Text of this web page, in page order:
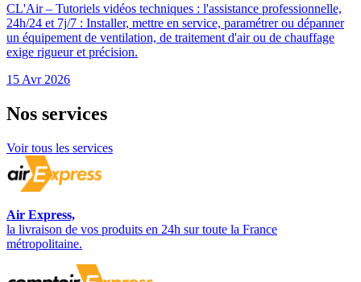
CL'Air – Tutoriels vidéos techniques : l'assistance professionnelle,
24h/24 et 7j/7 : Installer, mettre en service, paramétrer ou dépanner
un équipement de ventilation, de traitement d'air ou de chauffage
exige rigueur et précision.
15 Avr 2026
Nos services
Voir tous les services
Air Express,
la livraison de vos produits en 24h sur toute la France
métropolitaine.